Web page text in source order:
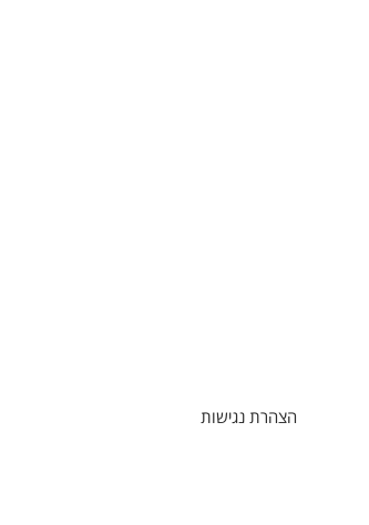
הצהרת נגישות